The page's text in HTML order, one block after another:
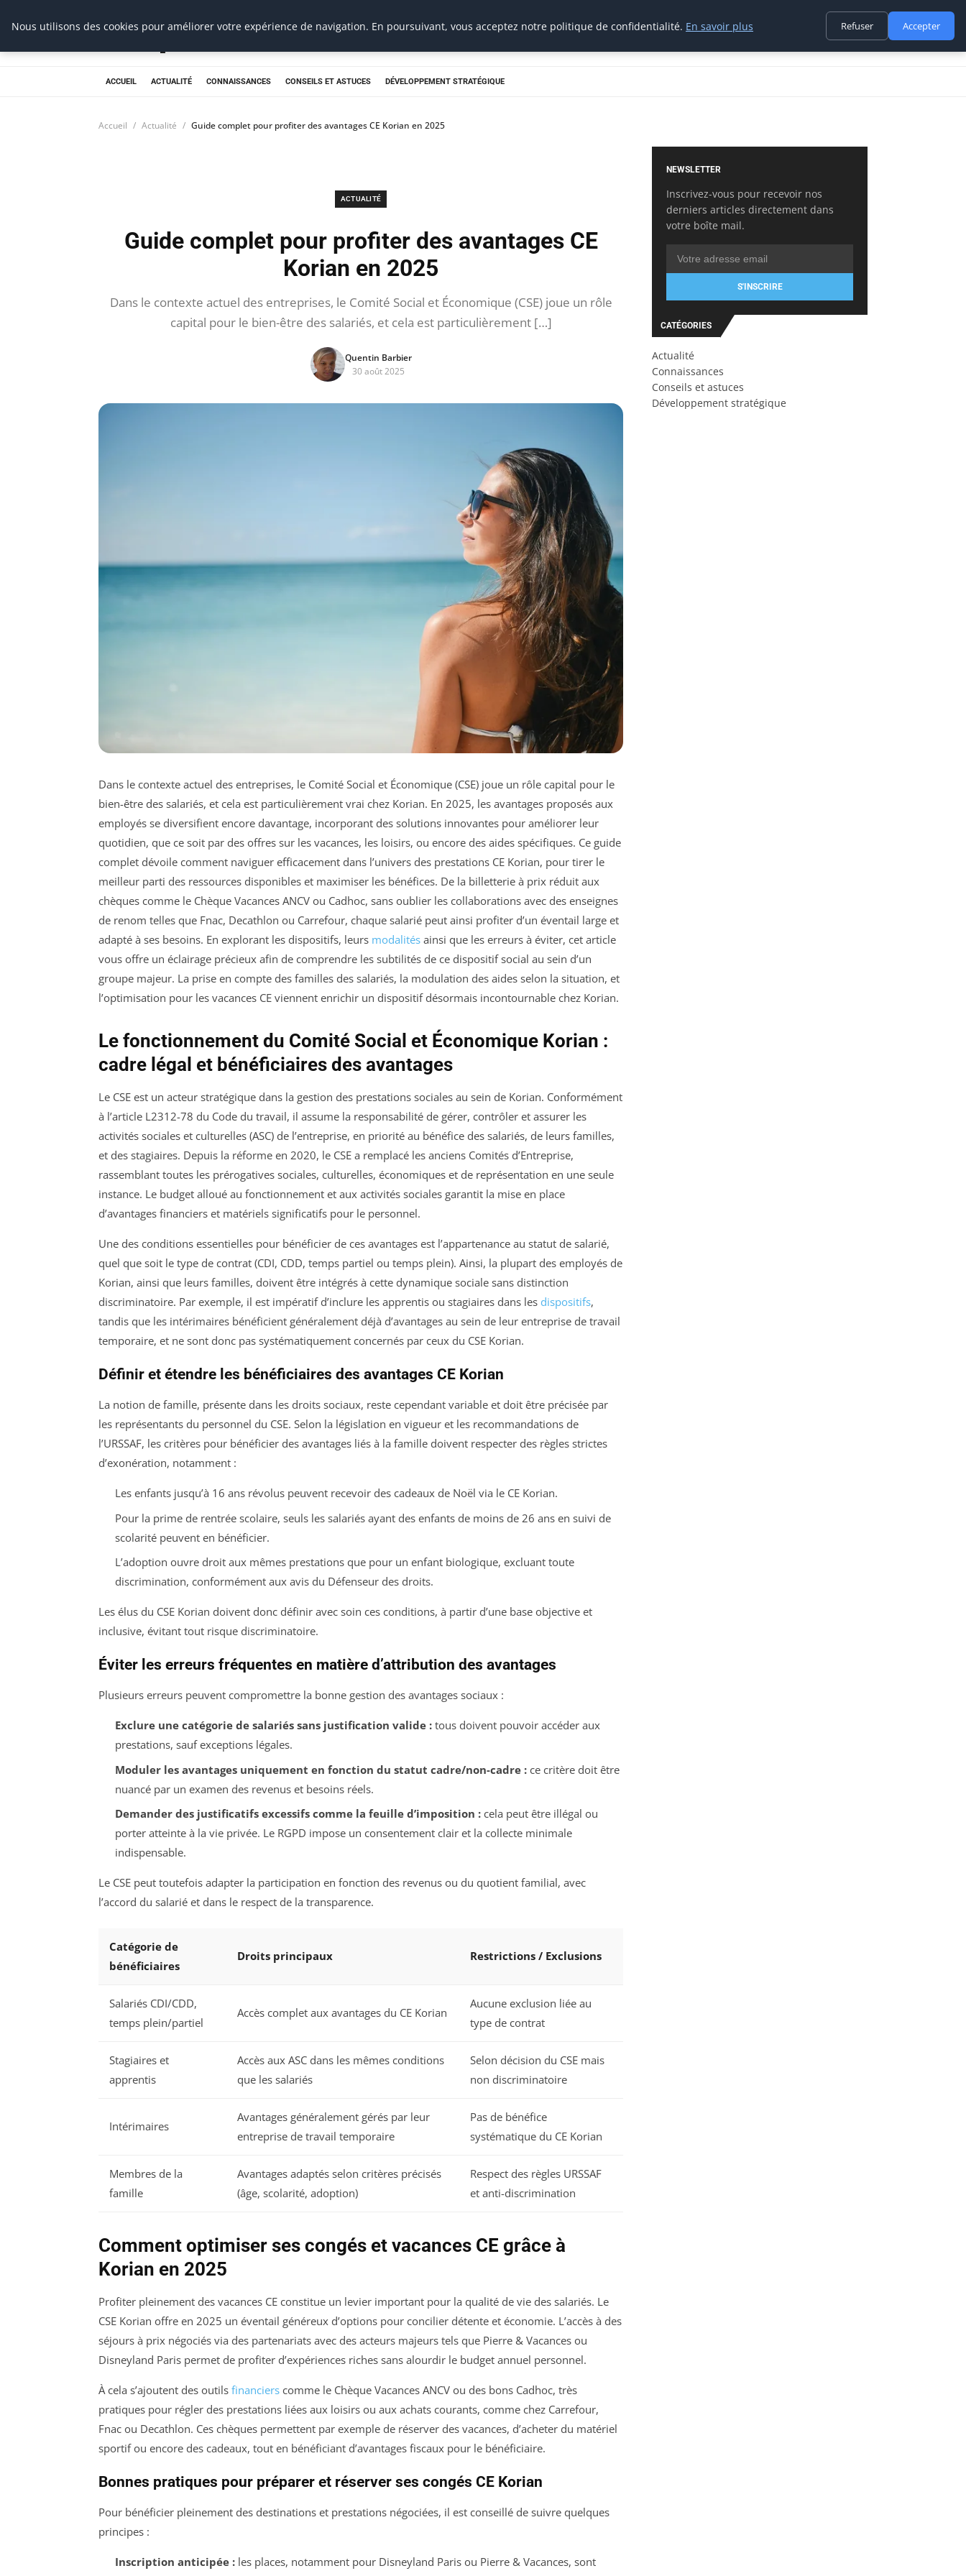
Prospection Pro
ACCUEIL ACTUALITÉ CONNAISSANCES CONSEILS ET ASTUCES DÉVELOPPEMENT STRATÉGIQUE
Accueil Actualité Guide complet pour profiter des avantages CE Korian en 2025
ACTUALITÉ
Guide complet pour profiter des avantages CE
Korian en 2025
Dans le contexte actuel des entreprises, le Comité Social et Économique (CSE) joue un rôle
capital pour le bien-être des salariés, et cela est particulièrement […]
Quentin Barbier
30 août 2025
Dans le contexte actuel des entreprises, le Comité Social et Économique (CSE) joue un rôle capital pour le
bien-être des salariés, et cela est particulièrement vrai chez Korian. En 2025, les avantages proposés aux
employés se diversifient encore davantage, incorporant des solutions innovantes pour améliorer leur
quotidien, que ce soit par des offres sur les vacances, les loisirs, ou encore des aides spécifiques. Ce guide
complet dévoile comment naviguer efficacement dans l’univers des prestations CE Korian, pour tirer le
meilleur parti des ressources disponibles et maximiser les bénéfices. De la billetterie à prix réduit aux
chèques comme le Chèque Vacances ANCV ou Cadhoc, sans oublier les collaborations avec des enseignes
de renom telles que Fnac, Decathlon ou Carrefour, chaque salarié peut ainsi profiter d’un éventail large et
adapté à ses besoins. En explorant les dispositifs, leurs modalités ainsi que les erreurs à éviter, cet article
vous offre un éclairage précieux afin de comprendre les subtilités de ce dispositif social au sein d’un
groupe majeur. La prise en compte des familles des salariés, la modulation des aides selon la situation, et
l’optimisation pour les vacances CE viennent enrichir un dispositif désormais incontournable chez Korian.
Le fonctionnement du Comité Social et Économique Korian :
cadre légal et bénéficiaires des avantages
Le CSE est un acteur stratégique dans la gestion des prestations sociales au sein de Korian. Conformément
à l’article L2312-78 du Code du travail, il assume la responsabilité de gérer, contrôler et assurer les
activités sociales et culturelles (ASC) de l’entreprise, en priorité au bénéfice des salariés, de leurs familles,
et des stagiaires. Depuis la réforme en 2020, le CSE a remplacé les anciens Comités d’Entreprise,
rassemblant toutes les prérogatives sociales, culturelles, économiques et de représentation en une seule
instance. Le budget alloué au fonctionnement et aux activités sociales garantit la mise en place
d’avantages financiers et matériels significatifs pour le personnel.
Une des conditions essentielles pour bénéficier de ces avantages est l’appartenance au statut de salarié,
quel que soit le type de contrat (CDI, CDD, temps partiel ou temps plein). Ainsi, la plupart des employés de
Korian, ainsi que leurs familles, doivent être intégrés à cette dynamique sociale sans distinction
discriminatoire. Par exemple, il est impératif d’inclure les apprentis ou stagiaires dans les dispositifs,
tandis que les intérimaires bénéficient généralement déjà d’avantages au sein de leur entreprise de travail
temporaire, et ne sont donc pas systématiquement concernés par ceux du CSE Korian.
Définir et étendre les bénéficiaires des avantages CE Korian
La notion de famille, présente dans les droits sociaux, reste cependant variable et doit être précisée par
les représentants du personnel du CSE. Selon la législation en vigueur et les recommandations de
l’URSSAF, les critères pour bénéficier des avantages liés à la famille doivent respecter des règles strictes
d’exonération, notamment :
Les enfants jusqu’à 16 ans révolus peuvent recevoir des cadeaux de Noël via le CE Korian.
Pour la prime de rentrée scolaire, seuls les salariés ayant des enfants de moins de 26 ans en suivi de
scolarité peuvent en bénéficier.
L’adoption ouvre droit aux mêmes prestations que pour un enfant biologique, excluant toute
discrimination, conformément aux avis du Défenseur des droits.
Les élus du CSE Korian doivent donc définir avec soin ces conditions, à partir d’une base objective et
inclusive, évitant tout risque discriminatoire.
Éviter les erreurs fréquentes en matière d’attribution des avantages
Plusieurs erreurs peuvent compromettre la bonne gestion des avantages sociaux :
Exclure une catégorie de salariés sans justification valide :tous doivent pouvoir accéder aux
prestations, sauf exceptions légales.
Moduler les avantages uniquement en fonction du statut cadre/non-cadre : ce critère doit être
nuancé par un examen des revenus et besoins réels.
Demander des justificatifs excessifs comme la feuille d’imposition :cela peut être illégal ou
porter atteinte à la vie privée. Le RGPD impose un consentement clair et la collecte minimale
indispensable.
Le CSE peut toutefois adapter la participation en fonction des revenus ou du quotient familial, avec
l’accord du salarié et dans le respect de la transparence.
Catégorie de
bénéficiaires
Droits principaux Restrictions / Exclusions
Salariés CDI/CDD,
temps plein/partiel
Accès complet aux avantages du CE Korian
Aucune exclusion liée au
type de contrat
Stagiaires et
apprentis
Accès aux ASC dans les mêmes conditions
que les salariés
Selon décision du CSE mais
non discriminatoire
Intérimaires
Avantages généralement gérés par leur
entreprise de travail temporaire
Pas de bénéfice
systématique du CE Korian
Membres de la
famille
Avantages adaptés selon critères précisés
(âge, scolarité, adoption)
Respect des règles URSSAF
et anti-discrimination
Comment optimiser ses congés et vacances CE grâce à
Korian en 2025
Profiter pleinement des vacances CE constitue un levier important pour la qualité de vie des salariés. Le
CSE Korian offre en 2025 un éventail généreux d’options pour concilier détente et économie. L’accès à des
séjours à prix négociés via des partenariats avec des acteurs majeurs tels que Pierre & Vacances ou
Disneyland Paris permet de profiter d’expériences riches sans alourdir le budget annuel personnel.
À cela s’ajoutent des outils financiers comme le Chèque Vacances ANCV ou des bons Cadhoc, très
pratiques pour régler des prestations liées aux loisirs ou aux achats courants, comme chez Carrefour,
Fnac ou Decathlon. Ces chèques permettent par exemple de réserver des vacances, d’acheter du matériel
sportif ou encore des cadeaux, tout en bénéficiant d’avantages fiscaux pour le bénéficiaire.
Bonnes pratiques pour préparer et réserver ses congés CE Korian
Pour bénéficier pleinement des destinations et prestations négociées, il est conseillé de suivre quelques
principes :
Inscription anticipée :les places, notamment pour Disneyland Paris ou Pierre & Vacances, sont
NEWSLETTER
Inscrivez-vous pour recevoir nos
derniers articles directement dans
votre boîte mail.
S'INSCRIRE
CATÉGORIES
Actualité
Connaissances
Conseils et astuces
Développement stratégique
Nous utilisons des cookies pour améliorer votre expérience de navigation. En poursuivant, vous acceptez notre politique de confidentialité. En savoir plus Refuser Accepter